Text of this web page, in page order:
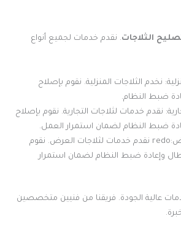
الثلاجات. نقدم خدمات لجميع أنواع
نخدم الثلاجات المنزلية. نقوم بإصلاح
ضبط النظام.
نقدم خدمات لثلاجات التجارية. نقوم بإصلاح
ضبط النظام لضمان استمرار العمل.
ثلاجات العرض:redo نقدم خدمات لثلاجات العرض. نقوم
وإعادة ضبط النظام لضمان استمرار
عالية الجودة. فريقنا من فنيين متخصصين